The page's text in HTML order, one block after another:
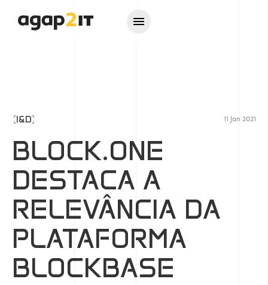
I&D 11 Jan 2021
BLOCK.ONE
DESTACA A
RELEVÂNCIA DA
PLATAFORMA
BLOCKBASE